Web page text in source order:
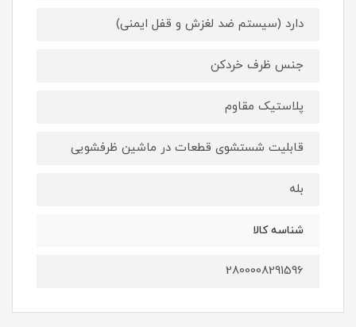
دارد (سیستم ضد لغزش و قفل ایمنی)
جنس ظرف خردکن
پلاستیک مقاوم
قابلیت شستشوی قطعات در ماشین ظرفشویی
بله
شناسه کالا
2800008291596